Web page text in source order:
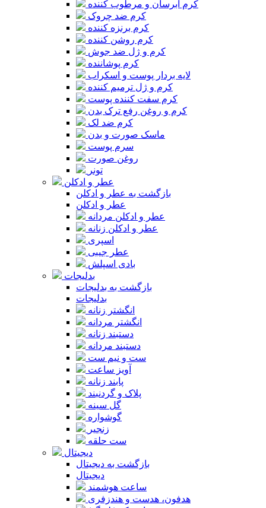
کرم آبرسان و مرطوب کننده
کرم ضد چروک
کرم برنزه کننده
کرم روشن کننده
کرم و ژل ضد جوش
کرم پوشاننده
لایه بردار پوست و اسکراب
کرم و ژل ترمیم کننده
کرم سفت کننده پوست
کرم و روغن رفع ترک بدن
کرم ضد لک
ماسک صورت و بدن
سرم پوست
روغن صورت
تونر
عطر و ادکلن
بازگشت به عطر و ادکلن
عطر و ادکلن
عطر و ادکلن مردانه
عطر و ادکلن زنانه
اسپری
عطر جیبی
بادی اسپلش
بدلیجات
بازگشت به بدلیجات
بدلیجات
انگشتر زنانه
انگشتر مردانه
دستبند زنانه
دستبند مردانه
ست و نیم ست
آویز ساعت
پابند زنانه
پلاک و گردنبند
گل سینه
گوشواره
زنجیر
ست حلقه
دیجیتال
بازگشت به دیجیتال
دیجیتال
ساعت هوشمند
هدفون، هدست و هندزفری